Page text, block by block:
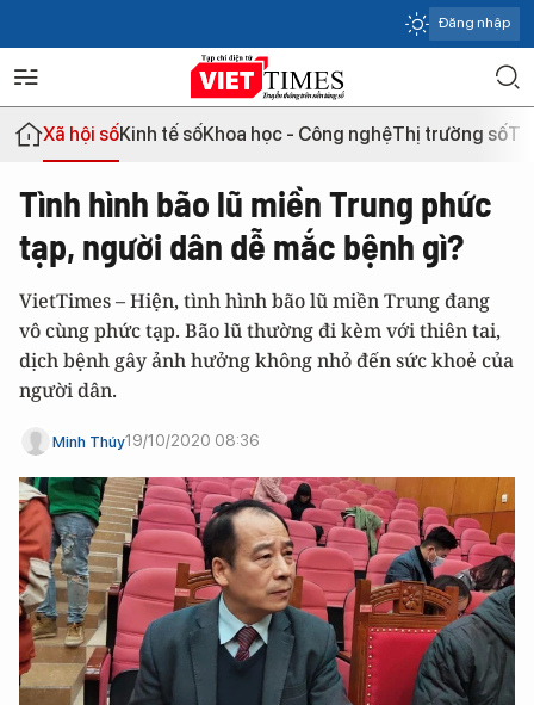
Đăng nhập
Xã hội sốKinh tế sốKhoa học - Công nghệThị trường số
Tình hình bão lũ miền Trung phức
tạp, người dân dễ mắc bệnh gì?
VietTimes – Hiện, tình hình bão lũ miền Trung đang
vô cùng phức tạp. Bão lũ thường đi kèm với thiên tai,
dịch bệnh gây ảnh hưởng không nhỏ đến sức khoẻ của
người dân.
Minh Thúy19/10/2020 08:36